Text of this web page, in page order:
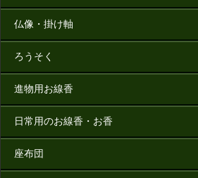
仏像・掛け軸
ろうそく
進物用お線香
日常用のお線香・お香
座布団